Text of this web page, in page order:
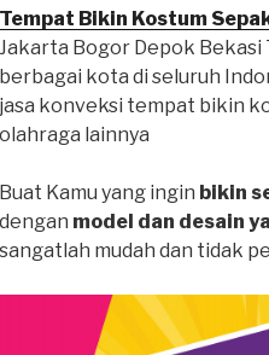
Tempat Bikin Kostum
Jakarta Bogor Depok
berbagai kota di seluruh
jasa konveksi tempat bikin
olahraga lainnya
Buat Kamu yang ingin bikin
dengan model dan desain
sangatlah mudah dan tidak